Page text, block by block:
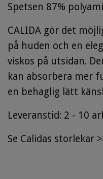
Spetsen 87%
CALIDA gör det
på huden och en
viskos på utsidan.
kan absorbera mer
en behaglig lätt
Leveranstid: 2 - 10
Se Calidas storlekar